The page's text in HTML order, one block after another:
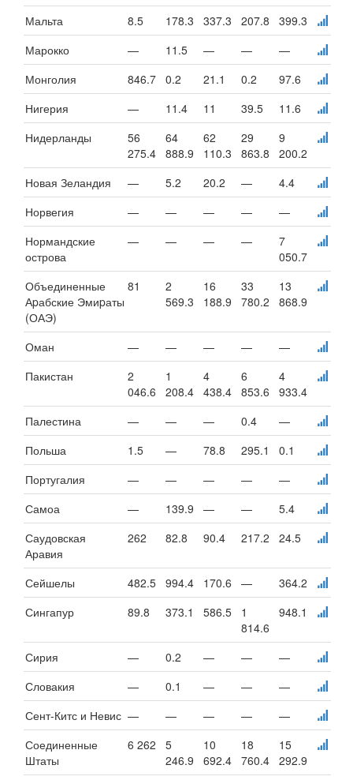
Мальта 8.5 178.3 337.3 207.8
399.3
Марокко
— 11.5 — —
—
Монголия
846.7 0.2 21.1 0.2
97.6
Нигерия
— 11.4 11 39.5
11.6
Нидерланды
56
275.4
64
888.9
62
110.3
29
863.8
9
200.2
Новая Зеландия
— 5.2 20.2 —
4.4
Норвегия
— — — —
—
Нормандские
острова
— — — —
7
050.7
Объединенные
Аpабские Эмиpаты
(ОАЭ)
81
2
569.3
16
188.9
33
780.2
13
868.9
Оман — — — —
—
Пакистан
2
046.6
1
208.4
4
438.4
6
853.6
4
933.4
Палестина
— — — 0.4
—
Польша
1.5 — 78.8 295.1
0.1
Португалия
— — — —
—
Самоа
— 139.9 — —
5.4
Саудовская
Аравия
262 82.8 90.4 217.2 24.5
Сейшелы 482.5 994.4 170.6 —
364.2
Сингапур
89.8 373.1 586.5
1
814.6
948.1
Сирия — 0.2 — —
—
Словакия
— 0.1 — —
—
Сент-Китс и Невис — — — —
—
Соединенные
Штаты
6 262
5
246.9
10
692.4
18
760.4
15
292.9